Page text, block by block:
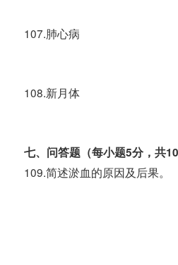
107.肺心病
108.新月体
七、问答题（每小题5分，共10
109.简述淤血的原因及后果。